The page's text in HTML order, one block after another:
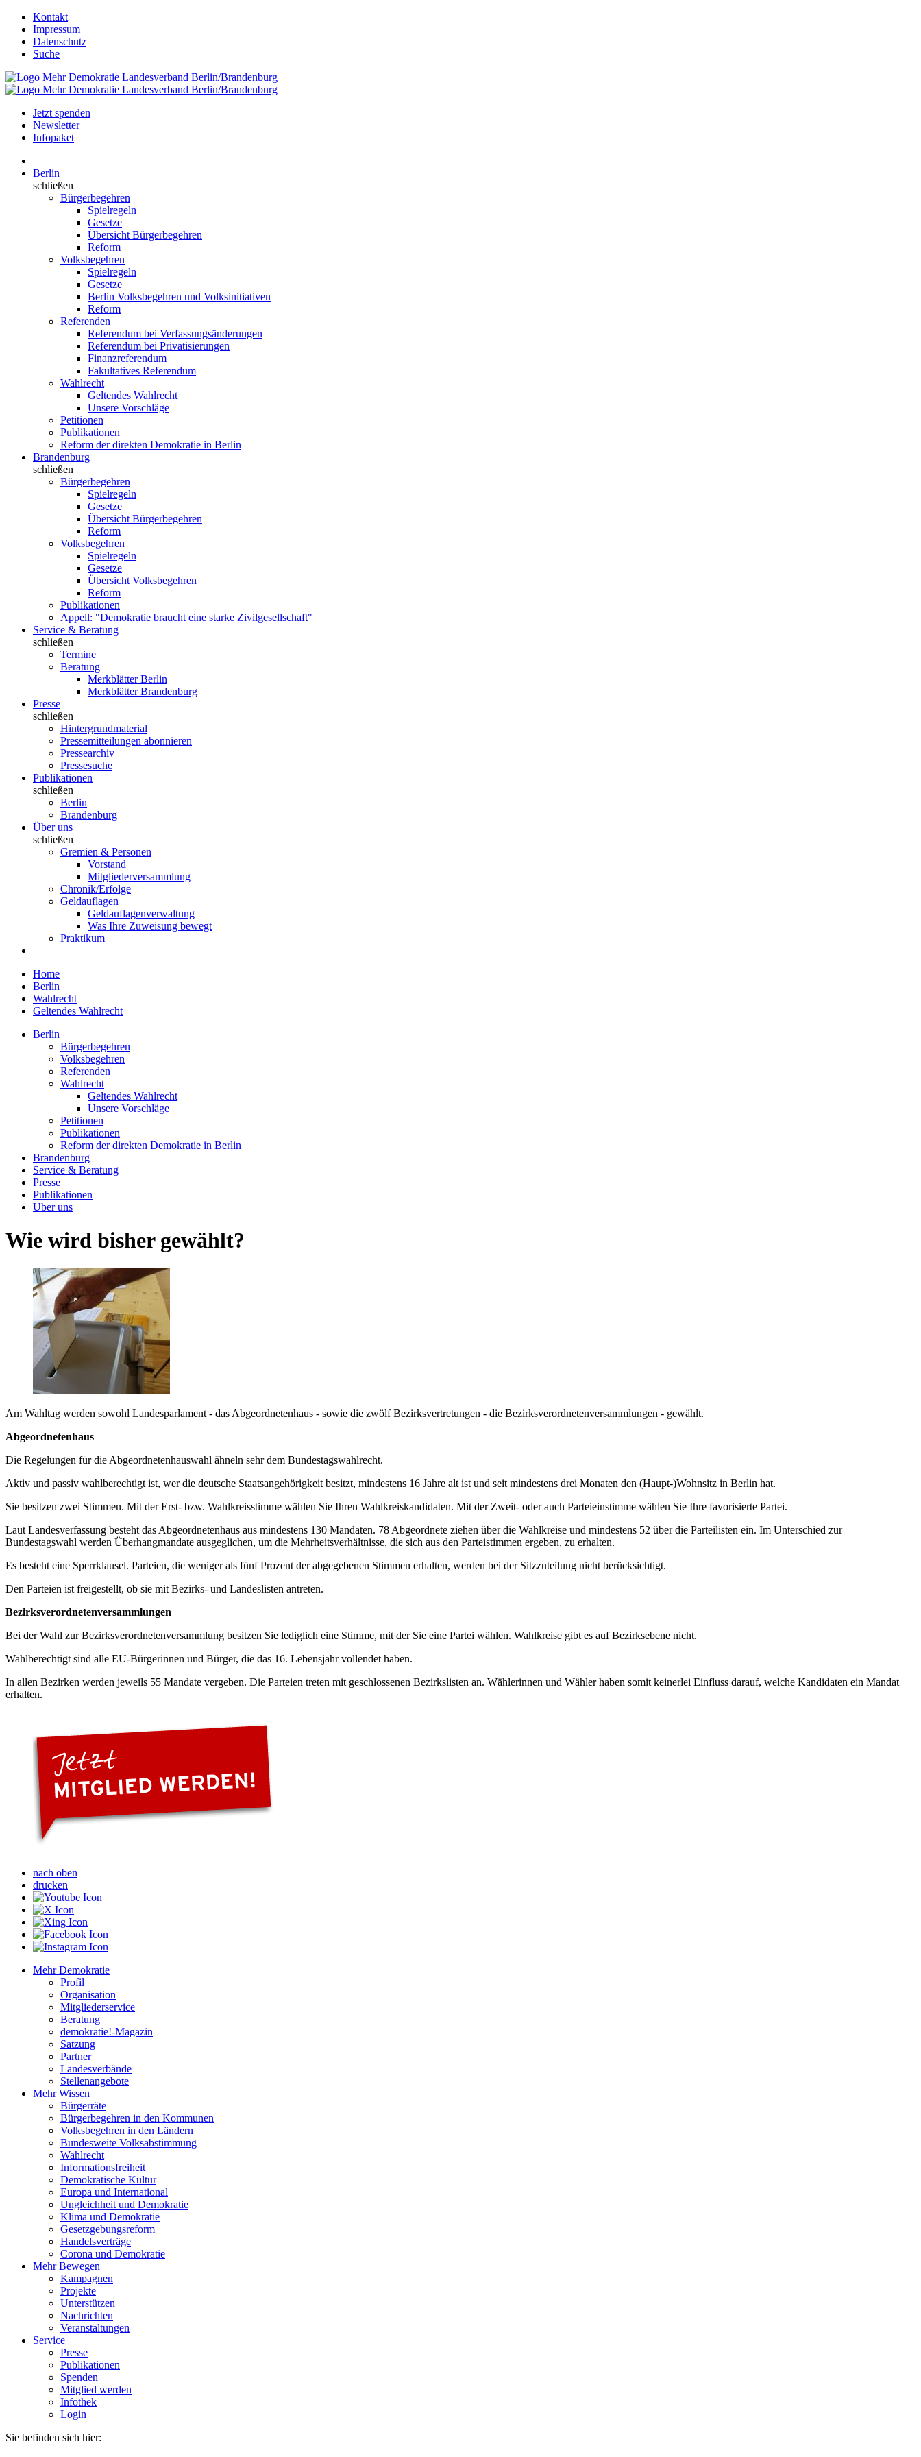
Kontakt
Impressum
Datenschutz
Suche
Jetzt spenden
Newsletter
Infopaket
Berlin
schließen
Bürgerbegehren
Spielregeln
Gesetze
Übersicht Bürgerbegehren
Reform
Volksbegehren
Spielregeln
Gesetze
Berlin Volksbegehren und Volksinitiativen
Reform
Referenden
Referendum bei Verfassungsänderungen
Referendum bei Privatisierungen
Finanzreferendum
Fakultatives Referendum
Wahlrecht
Geltendes Wahlrecht
Unsere Vorschläge
Petitionen
Publikationen
Reform der direkten Demokratie in Berlin
Brandenburg
schließen
Bürgerbegehren
Spielregeln
Gesetze
Übersicht Bürgerbegehren
Reform
Volksbegehren
Spielregeln
Gesetze
Übersicht Volksbegehren
Reform
Publikationen
Appell: "Demokratie braucht eine starke Zivilgesellschaft"
Service & Beratung
schließen
Termine
Beratung
Merkblätter Berlin
Merkblätter Brandenburg
Presse
schließen
Hintergrundmaterial
Pressemitteilungen abonnieren
Pressearchiv
Pressesuche
Publikationen
schließen
Berlin
Brandenburg
Über uns
schließen
Gremien & Personen
Vorstand
Mitgliederversammlung
Chronik/Erfolge
Geldauflagen
Geldauflagenverwaltung
Was Ihre Zuweisung bewegt
Praktikum
Home
Berlin
Wahlrecht
Geltendes Wahlrecht
Berlin
Bürgerbegehren
Volksbegehren
Referenden
Wahlrecht
Geltendes Wahlrecht
Unsere Vorschläge
Petitionen
Publikationen
Reform der direkten Demokratie in Berlin
Brandenburg
Service & Beratung
Presse
Publikationen
Über uns
Wie wird bisher gewählt?
Am Wahltag werden sowohl Landesparlament - das Abgeordnetenhaus - sowie die zwölf Bezirksvertretungen - die Bezirksverordnetenversammlungen - gewählt.
Abgeordnetenhaus
Die Regelungen für die Abgeordnetenhauswahl ähneln sehr dem Bundestagswahlrecht.
Aktiv und passiv wahlberechtigt ist, wer die deutsche Staatsangehörigkeit besitzt, mindestens 16 Jahre alt ist und seit mindestens drei Monaten den (Haupt-)Wohnsitz in Berlin hat.
Sie besitzen zwei Stimmen. Mit der Erst- bzw. Wahlkreisstimme wählen Sie Ihren Wahlkreiskandidaten. Mit der Zweit- oder auch Parteieinstimme wählen Sie Ihre favorisierte Partei.
Laut Landesverfassung besteht das Abgeordnetenhaus aus mindestens 130 Mandaten. 78 Abgeordnete ziehen über die Wahlkreise und mindestens 52 über die Parteilisten ein. Im Unterschied zur
Bundestagswahl werden Überhangmandate ausgeglichen, um die Mehrheitsverhältnisse, die sich aus den Parteistimmen ergeben, zu erhalten.
Es besteht eine Sperrklausel. Parteien, die weniger als fünf Prozent der abgegebenen Stimmen erhalten, werden bei der Sitzzuteilung nicht berücksichtigt.
Den Parteien ist freigestellt, ob sie mit Bezirks- und Landeslisten antreten.
Bezirksverordnetenversammlungen
Bei der Wahl zur Bezirksverordnetenversammlung besitzen Sie lediglich eine Stimme, mit der Sie eine Partei wählen. Wahlkreise gibt es auf Bezirksebene nicht.
Wahlberechtigt sind alle EU-Bürgerinnen und Bürger, die das 16. Lebensjahr vollendet haben.
In allen Bezirken werden jeweils 55 Mandate vergeben. Die Parteien treten mit geschlossenen Bezirkslisten an. Wählerinnen und Wähler haben somit keinerlei Einfluss darauf, welche Kandidaten ein Mandat
erhalten.
nach oben
drucken
Mehr Demokratie
Profil
Organisation
Mitgliederservice
Beratung
demokratie!-Magazin
Satzung
Partner
Landesverbände
Stellenangebote
Mehr Wissen
Bürgerräte
Bürgerbegehren in den Kommunen
Volksbegehren in den Ländern
Bundesweite Volksabstimmung
Wahlrecht
Informationsfreiheit
Demokratische Kultur
Europa und International
Ungleichheit und Demokratie
Klima und Demokratie
Gesetzgebungsreform
Handelsverträge
Corona und Demokratie
Mehr Bewegen
Kampagnen
Projekte
Unterstützen
Nachrichten
Veranstaltungen
Service
Presse
Publikationen
Spenden
Mitglied werden
Infothek
Login
Sie befinden sich hier: